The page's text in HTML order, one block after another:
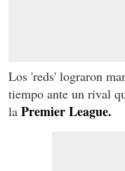
Los 'reds' lograron
tiempo ante un rival
la Premier League.